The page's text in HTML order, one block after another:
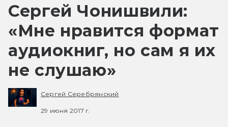
Сергей Чонишвили:
«Мне нравится формат
аудиокниг, но сам я их
не слушаю»
Сергей Серебрянский
29 июня 2017 г.